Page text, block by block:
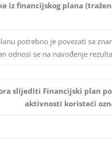
iz financijskog plana
potrebno je povezati sa
odnosi se na navođenje
slijediti Financijski plan
aktivnosti koristeći